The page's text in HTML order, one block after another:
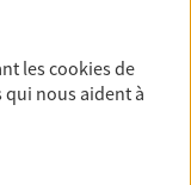
: achat
autour
et
lescookiesde
qui nous aident à